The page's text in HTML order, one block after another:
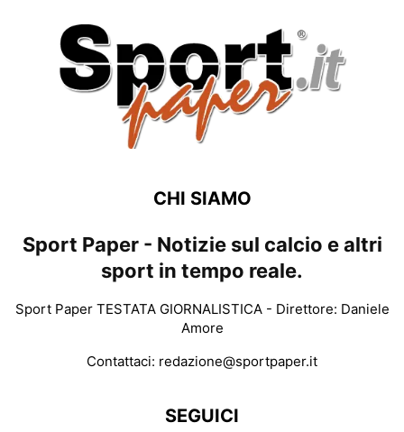
CHI SIAMO
Sport Paper - Notizie sul calcio e altri
sport in tempo reale.
Sport Paper TESTATA GIORNALISTICA - Direttore: Daniele
Amore
Contattaci: redazione@sportpaper.it
SEGUICI